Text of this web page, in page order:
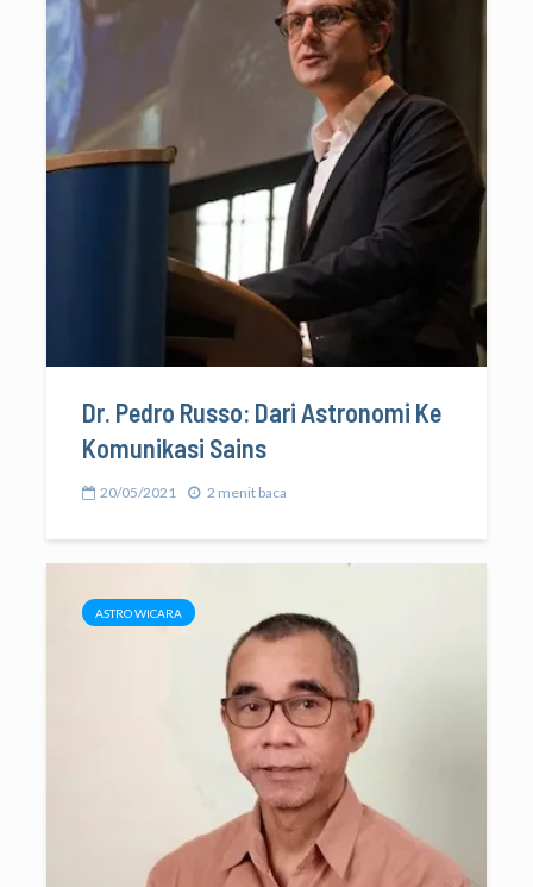
Dr. Pedro Russo: Dari Astronomi Ke
Komunikasi Sains
20/05/2021 2 menit baca
ASTRO WICARA